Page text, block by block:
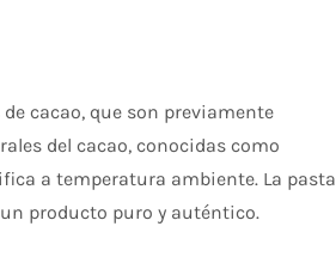
cacao, que son previamente
del cacao, conocidas como
a temperatura ambiente. La pasta
producto puro y auténtico.